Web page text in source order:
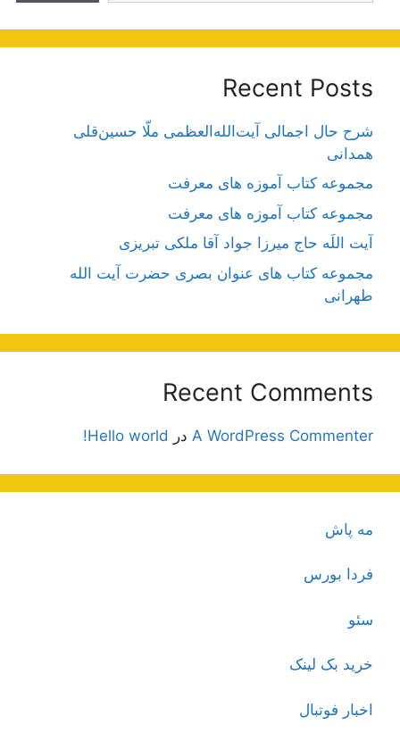
Recent Posts
شرح حال اجمالی آیت‌الله‌العظمی ملّا حسین‌قلی
همدانی
مجموعه کتاب آموزه های معرفت
مجموعه کتاب آموزه های معرفت
آیت اللَه حاج میرزا جواد آقا ملکی تبریزی
مجموعه کتاب های عنوان بصری حضرت آیت الله
طهرانی
Recent Comments
A WordPress Commenter در Hello world!
مه پاش
فردا بورس
سئو
خرید بک لینک
اخبار فوتبال